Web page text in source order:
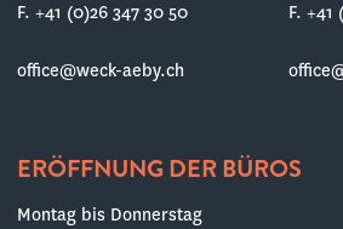
F. +41 (0)26 347 30 50
office@weck-aeby.ch
F. +41
ERÖFFNUNG DER BÜROS
Montag bis Donnerstag